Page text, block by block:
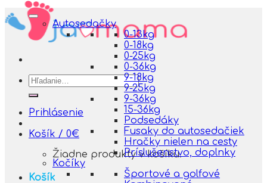
Hľadať:
Prihlásenie
Košík / 0€
Žiadne produkty v košíku.
Košík
Autosedačky
0-13kg
0-18kg
0-25kg
0-36kg
9-18kg
9-25kg
9-36kg
15-36kg
Podsedáky
Fusaky do autosedačiek
Hračky nielen na cesty
Príslušenstvo, doplnky
Kočíky
Športové a golfové